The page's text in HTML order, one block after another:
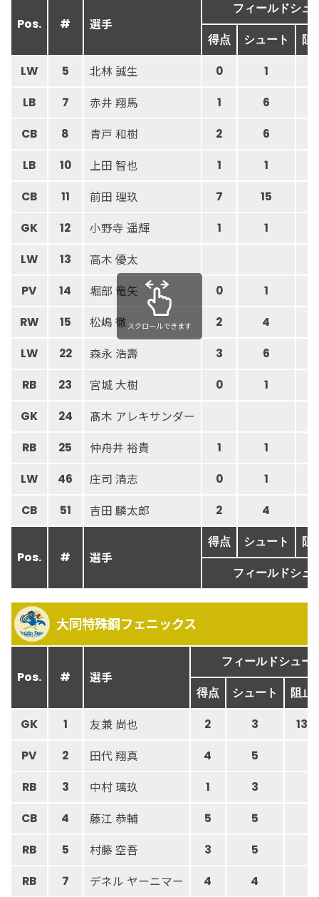
Pos. # 選手
フィールドシュ
得点 シュート 阻
LW 5 北林 誠生 0 1
LB 7 赤井 翔馬 1 6
CB 8 青戸 和樹 2 6
LB 10 上田 智也 1 1
CB 11 前田 理玖 7 15
GK 12 小野寺 遥輝 1 1
LW 13 高木 優太
PV 14 堀部 竜矢 0 1
RW 15 松嶋 徹 2 4
LW 22 森永 浩壽 3 6
RB 23 宮城 大樹 0 1
GK 24 髙木 アレキサンダー
RB 25 仲舟井 裕貴 1 1
LW 46 庄司 清志 0 1
CB 51 吉田 麟太郎 2 4
Pos. # 選手
得点 シュート 阻
フィールドシュ
スクロールできます
大同特殊鋼フェニックス
Pos. # 選手
フィールドシュー
得点 シュート 阻止
GK 1 友兼 尚也 2 3 13
PV 2 田代 翔真 4 5
RB 3 中村 璃玖 1 3
CB 4 藤江 恭輔 5 5
RB 5 村藤 空吾 3 5
RB 7 デネル ヤーニマー 4 4